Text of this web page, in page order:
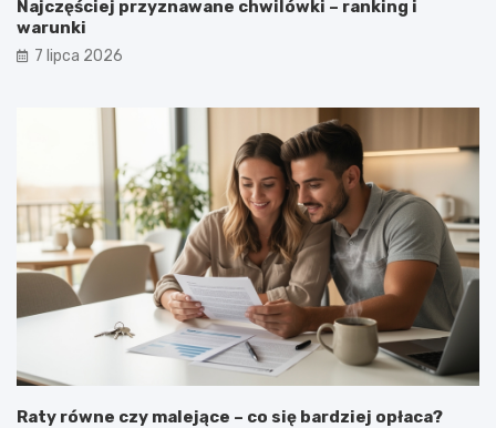
Najczęściej przyznawane chwilówki – ranking i
warunki
7 lipca 2026
Raty równe czy malejące – co się bardziej opłaca?